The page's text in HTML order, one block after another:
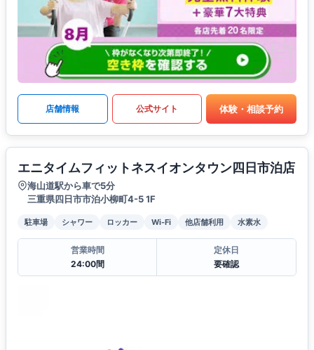
店舗情報 公式サイト 体験・相談予約
エニタイムフィットネスイオンタウン四日市泊店
海山道駅から車で5分
三重県四日市市泊小柳町4-5 1F
駐車場 シャワー ロッカー Wi-Fi 他店舗利用 水素水
営業時間
24:00間
定休日
要確認